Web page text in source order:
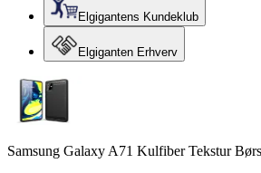
Elgigantens Kundeklub
Elgiganten Erhverv
Samsung Galaxy A71 Kulfiber Tekstur